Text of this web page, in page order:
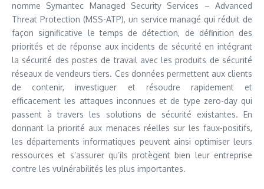
nomme Symantec Managed Security Services – Advanced
Threat Protection (MSS-ATP), un service managé qui réduit de
façon significative le temps de détection, de définition des
priorités et de réponse aux incidents de sécurité en intégrant
la sécurité des postes de travail avec les produits de sécurité
réseaux de vendeurs tiers. Ces données permettent aux clients
de contenir, investiguer et résoudre rapidement et
efficacement les attaques inconnues et de type zero-day qui
passent à travers les solutions de sécurité existantes. En
donnant la priorité aux menaces réelles sur les faux-positifs,
les départements informatiques peuvent ainsi optimiser leurs
ressources et s’assurer qu’ils protègent bien leur entreprise
contre les vulnérabilités les plus importantes.